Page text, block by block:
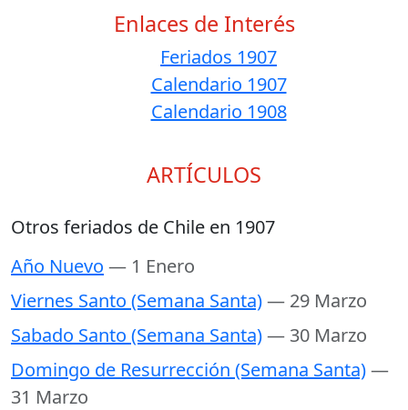
Enlaces de Interés
Feriados 1907
Calendario 1907
Calendario 1908
ARTÍCULOS
Otros feriados de Chile en 1907
Año Nuevo — 1 Enero
Viernes Santo (Semana Santa)— 29 Marzo
Sabado Santo (Semana Santa)— 30 Marzo
Domingo de Resurrección (Semana Santa)—
31 Marzo